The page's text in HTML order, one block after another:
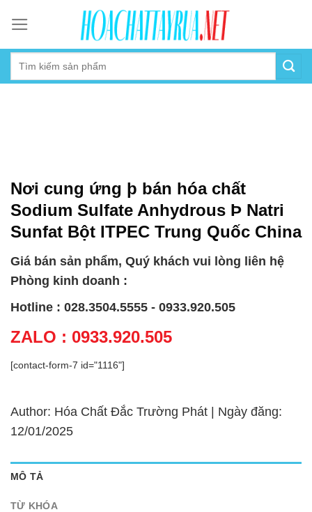
content
Nơi cung ứng þ bán hóa chất
Sodium Sulfate Anhydrous Þ Natri
Sunfat Bột ITPEC Trung Quốc China
Giá bán sản phẩm, Quý khách vui lòng liên hệ
Phòng kinh doanh :
Hotline : 028.3504.5555 - 0933.920.505
ZALO : 0933.920.505
[contact-form-7 id="1116"]
Author: Hóa Chất Đắc Trường Phát | Ngày đăng:
12/01/2025
MÔ TẢ
TỪ KHÓA